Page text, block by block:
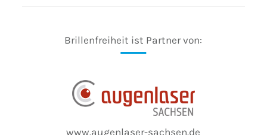
Brillenfreiheit ist Partner von:
www.augenlaser-sachsen.de